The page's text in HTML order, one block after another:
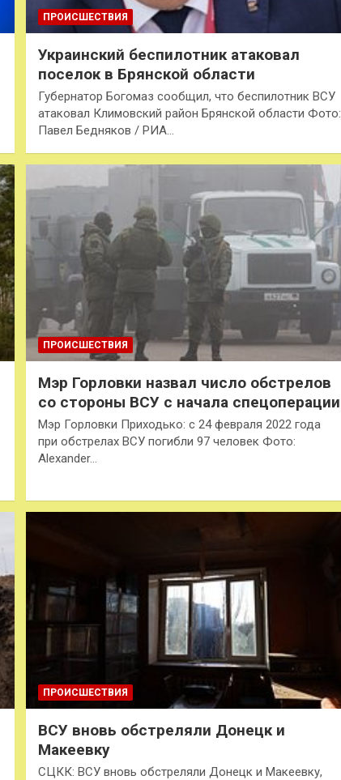
ПРОИСШЕСТВИЯ
Украинский беспилотник атаковал
поселок в Брянской области
Губернатор Богомаз сообщил, что беспилотник ВСУ
атаковал Климовский район Брянской области Фото:
Павел Бедняков / РИА…
ПРОИСШЕСТВИЯ
Мэр Горловки назвал число обстрелов
со стороны ВСУ с начала спецоперации
Мэр Горловки Приходько: с 24 февраля 2022 года
при обстрелах ВСУ погибли 97 человек Фото:
Alexander…
ПРОИСШЕСТВИЯ
ВСУ вновь обстреляли Донецк и
Макеевку
СЦКК: ВСУ вновь обстреляли Донецк и Макеевку,